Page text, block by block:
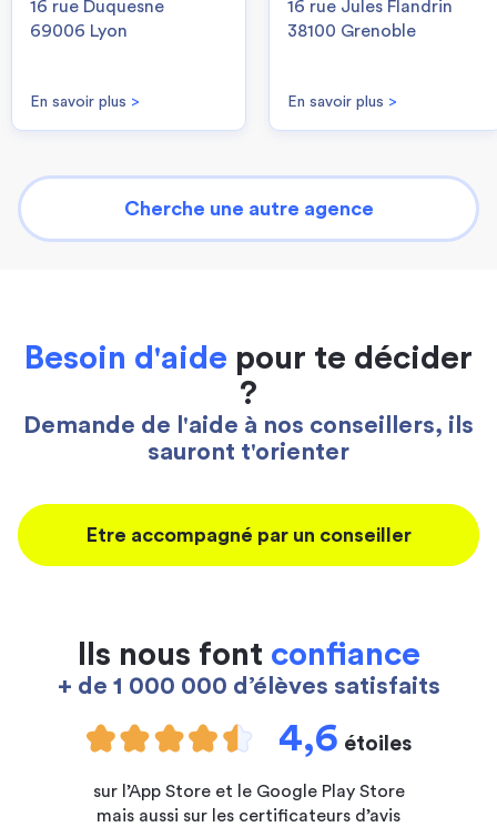
16 rue Duquesne
69006 Lyon
En savoir plus >
16 rue Jules Flandrin
38100 Grenoble
En savoir plus >
Cherche une autre agence
Besoin d'aide pour te décider
?
Demande de l'aide à nos conseillers, ils
sauront t'orienter
Etre accompagné par un conseiller
Ils nous font confiance
+ de 1 000 000 d’élèves satisfaits
4,6 étoiles
sur l’App Store et le Google Play Store
mais aussi sur les certificateurs d’avis